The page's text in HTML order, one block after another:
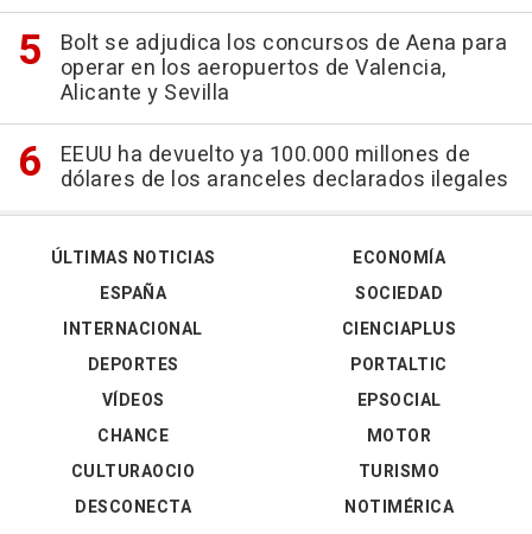
Bolt se adjudica los concursos de Aena para
operar en los aeropuertos de Valencia,
Alicante y Sevilla
EEUU ha devuelto ya 100.000 millones de
dólares de los aranceles declarados ilegales
ÚLTIMAS NOTICIAS
ESPAÑA
INTERNACIONAL
DEPORTES
VÍDEOS
ECONOMÍA
SOCIEDAD
CIENCIAPLUS
PORTALTIC
EPSOCIAL
CHANCE
CULTURAOCIO
DESCONECTA
MOTOR
TURISMO
NOTIMÉRICA